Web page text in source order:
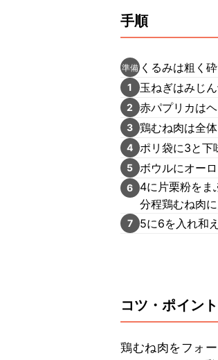
手順
準備 くるみは粗く
1 玉ねぎはみじ
2 赤パプリカは
3 鶏むね肉は全
4 ポリ袋に3と下
5 ボウルにオー
6
4に片栗粉を
分程鶏むね肉
7 5に6を入れ和
コツ・ポイント
鶏むね肉をフォ